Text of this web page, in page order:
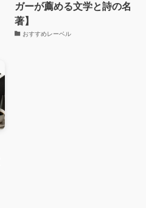
ガーが薦める文学と詩の名
著】
おすすめレーベル